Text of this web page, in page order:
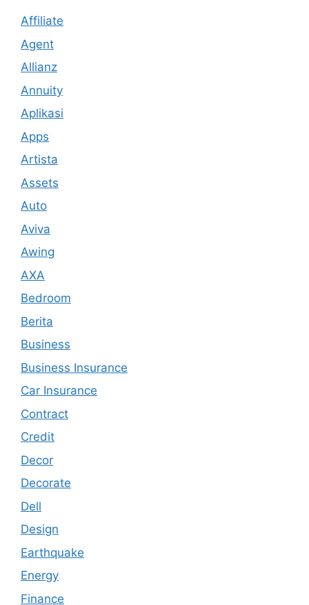
Affiliate
Agent
Allianz
Annuity
Aplikasi
Apps
Artista
Assets
Auto
Aviva
Awing
AXA
Bedroom
Berita
Business
Business Insurance
Car Insurance
Contract
Credit
Decor
Decorate
Dell
Design
Earthquake
Energy
Finance